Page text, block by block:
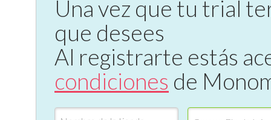
Una vez que tu trial
que desees
Al registrarte estás
condiciones de